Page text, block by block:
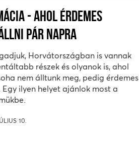
- AHOL ÉRDEMES
PÁR NAPRA
Horvátországban is vannak
részek és olyanok is, ahol
nem álltunk meg, pedig érdemes
Egy ilyen helyet ajánlok most a
10.